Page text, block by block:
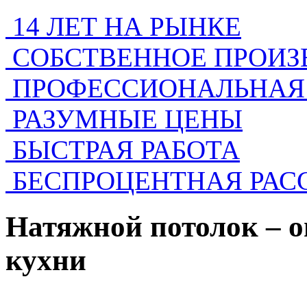
14 ЛЕТ НА РЫНКЕ
СОБСТВЕННОЕ
РАЗУМНЫЕ ЦЕНЫ
БЫСТРАЯ РАБОТА
БЕСПРОЦЕНТНАЯ
Натяжной потолок –
кухни